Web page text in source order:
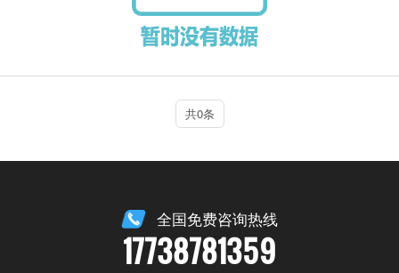
共0条
全国免费咨询热线
17738781359